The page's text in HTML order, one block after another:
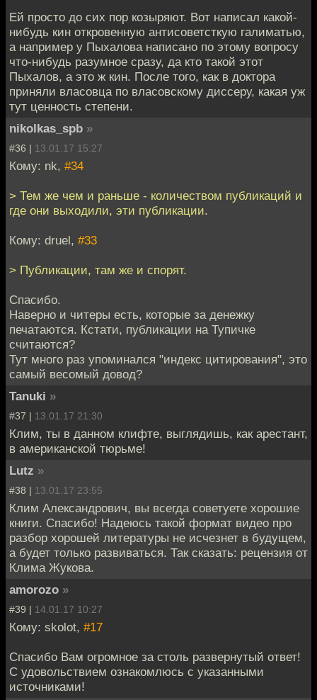
Ей просто до сих пор козыряют. Вот написал какой-
нибудь кин откровенную антисоветсткую галиматью,
а например у Пыхалова написано по этому вопросу
что-нибудь разумное сразу, да кто такой этот
Пыхалов, а это ж кин. После того, как в доктора
приняли власовца по власовскому диссеру, какая уж
тут ценность степени.
nikolkas_spb »
#36 | 13.01.17 15:27
Кому: nk, #34
> Тем же чем и раньше - количеством публикаций и
где они выходили, эти публикации.
Кому: druel, #33
> Публикации, там же и спорят.
Спасибо.
Наверно и читеры есть, которые за денежку
печатаются. Кстати, публикации на Тупичке
считаются?
Тут много раз упоминался "индекс цитирования", это
самый весомый довод?
Tanuki »
#37 | 13.01.17 21:30
Клим, ты в данном клифте, выглядишь, как арестант,
в американской тюрьме!
Lutz »
#38 | 13.01.17 23:55
Клим Александрович, вы всегда советуете хорошие
книги. Спасибо! Надеюсь такой формат видео про
разбор хорошей литературы не исчезнет в будущем,
а будет только развиваться. Так сказать: рецензия от
Клима Жукова.
amorozo »
#39 | 14.01.17 10:27
Кому: skolot, #17
Спасибо Вам огромное за столь развернутый ответ!
С удовольствием ознакомлюсь с указанными
источниками!